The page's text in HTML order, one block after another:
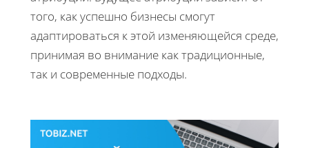
того, как успешно бизнесы смогут
адаптироваться к этой изменяющейся среде,
принимая во внимание как традиционные,
так и современные подходы.